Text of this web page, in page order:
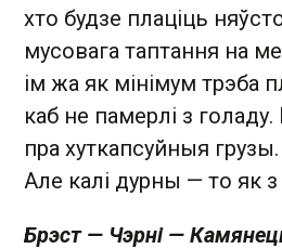
хто будзе плаціць
мусовага таптання на
ім жа як мінімум трэба
каб не памерлі з
пра хуткапсуйныя
Але калі дурны — то як з
Брэст — Чэрні —